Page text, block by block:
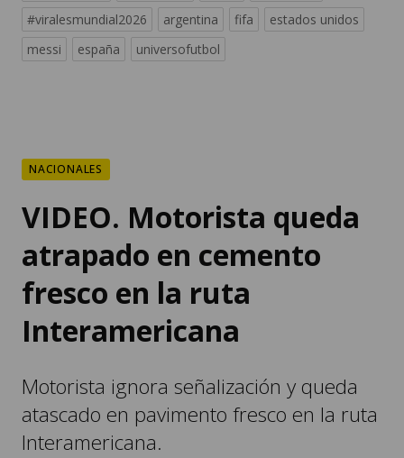
#viralesmundial2026
argentina fifa
estados unidos
messi
españa universofutbol
NACIONALES
VIDEO. Motorista queda
atrapado en cemento
fresco en la ruta
Interamericana
Motorista ignora señalización y queda
atascado en pavimento fresco en la ruta
Interamericana.